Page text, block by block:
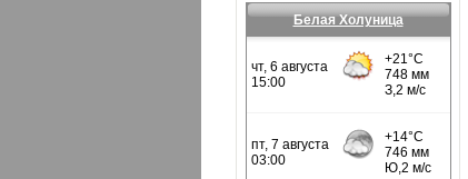
Белая Холуница